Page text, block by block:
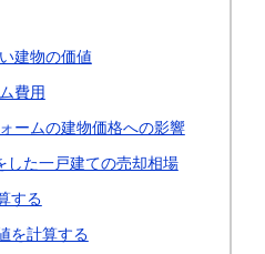
建物の価値
費用
ームの建物価格への影響
した一戸建ての売却相場
する
を計算する